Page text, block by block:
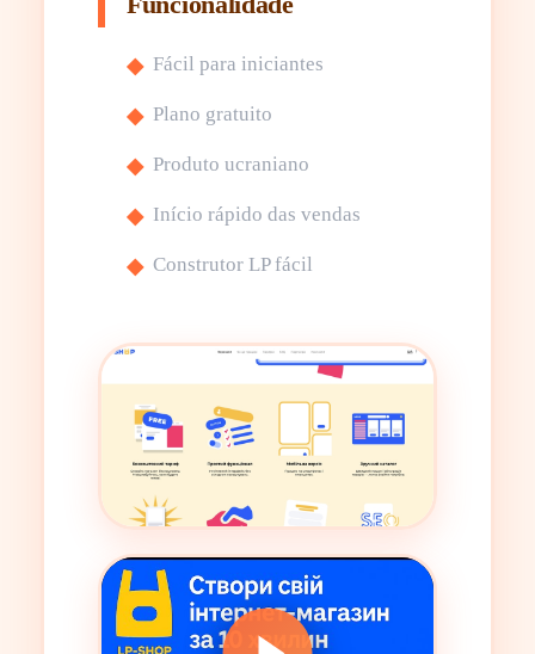
Fácil para iniciantes
Plano gratuito
Produto ucraniano
Início rápido das vendas
Construtor LP fácil